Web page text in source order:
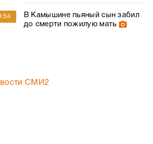
В Камышине пьяный сын забил
до смерти пожилую мать
СМИ2